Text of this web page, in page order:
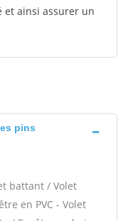
et ainsi assurer un
pins
battant / Volet
en PVC - Volet